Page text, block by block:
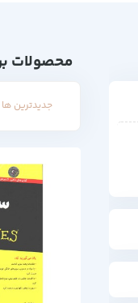
محصولات
جدیدترین ها